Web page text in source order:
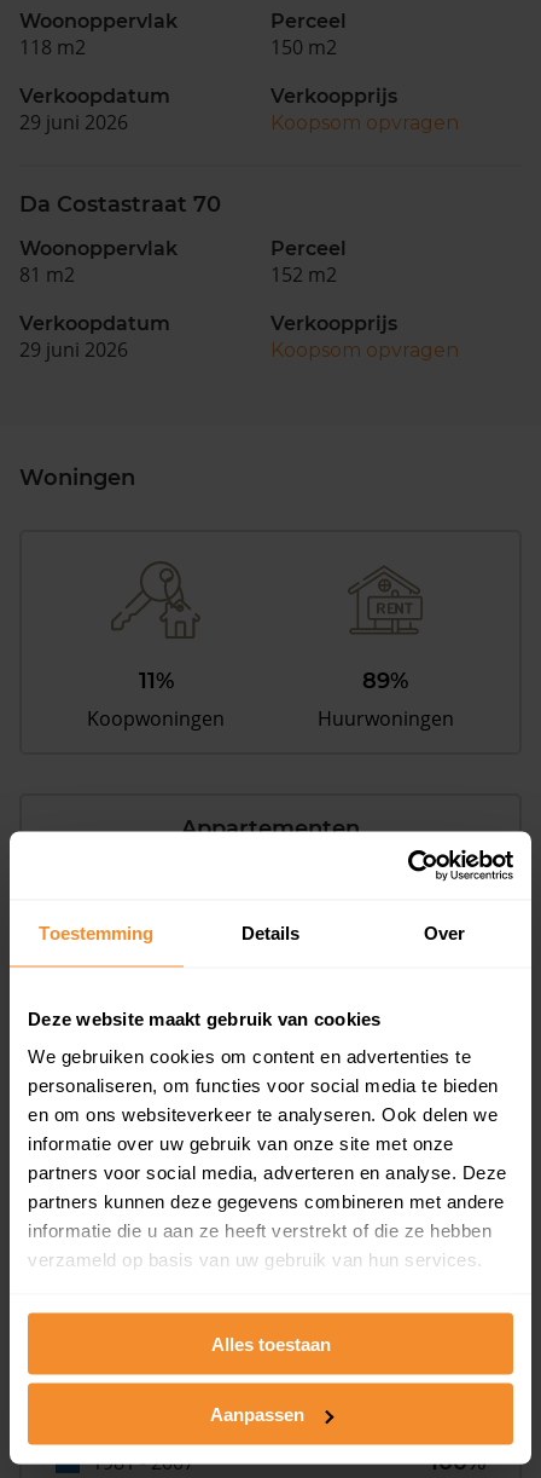
Toestemming Details Over
Deze website maakt gebruik van cookies
We gebruiken cookies om content en advertenties te
personaliseren, om functies voor social media te bieden
en om ons websiteverkeer te analyseren. Ook delen we
informatie over uw gebruik van onze site met onze
partners voor social media, adverteren en analyse. Deze
partners kunnen deze gegevens combineren met andere
informatie die u aan ze heeft verstrekt of die ze hebben
verzameld op basis van uw gebruik van hun services.
Alles toestaan
Aanpassen
Woonoppervlak
118 m2
Perceel
150 m2
Verkoopdatum
29 juni 2026
Verkoopprijs
Koopsom opvragen
Da Costastraat 70
Woonoppervlak
81 m2
Perceel
152 m2
Verkoopdatum
29 juni 2026
Verkoopprijs
Koopsom opvragen
Woningen
11%
Koopwoningen
89%
Huurwoningen
Appartementen
aandeel van totale woningen
Bouwjaar
T/m 1945
0%
1981 - 2007
100%